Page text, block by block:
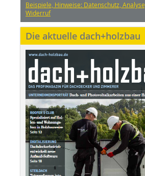
Beispiele, Hinweise: Datenschutz, Analyse,
Widerruf
Die aktuelle dach+holzbau